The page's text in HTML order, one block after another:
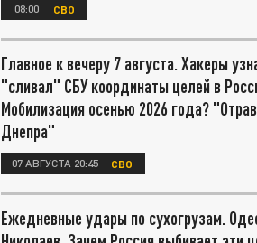
08:00 СВО
Главное к вечеру 7 августа. Хакеры
"сливал" СБУ координаты целей в
Мобилизация осенью 2026 года?
Днепра"
07 АВГУСТА 20:45 СВО
Ежедневные удары по сухогрузам.